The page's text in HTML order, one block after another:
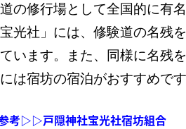
の修行場として全国的に有名
宝光社」には、修験道の名残
います。また、同様に名残
は宿坊の宿泊がおすすめです
考▷▷戸隠神社宝光社宿坊組合